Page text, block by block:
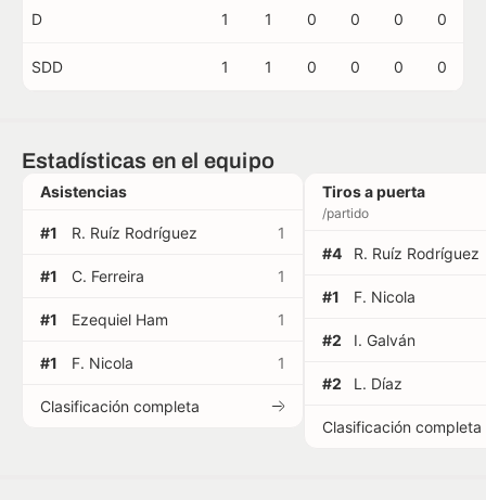
D 1 1 0 0 0 0
SDD 1 1 0 0 0 0
Estadísticas en el equipo
Asistencias
#1 R. Ruíz Rodríguez 1
#1 C. Ferreira 1
#1 Ezequiel Ham 1
#1 F. Nicola 1
Clasificación completa
Tiros a puerta
/partido
#4 R. Ruíz Rodríguez
#1 F. Nicola
#2 I. Galván
#2 L. Díaz
Clasificación completa